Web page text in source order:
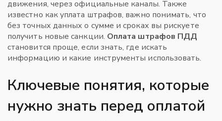
движения, через официальные каналы. Также
известно какуплата штрафов, важно понимать, что
без точных данных о сумме и сроках вы рискуете
получить новые санкции. Оплата штрафов ПДД
становится проще, если знать, где искать
информацию и какие инструменты использовать.
Ключевые понятия, которые
нужно знать перед оплатой